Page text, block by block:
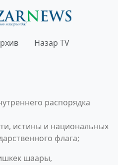
Назар TV
распорядка
истины и национальных
флага;
шаары,